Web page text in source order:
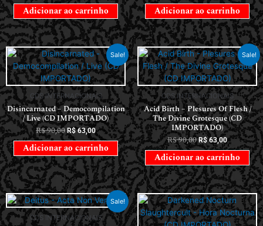
Adicionar ao carrinho Adicionar ao carrinho
Sale!
CDS INTERNACIONAIS
Disincarnated – Democompilation
/ Live (CD IMPORTADO)
R$90,00 R$63,00
Adicionar ao carrinho
Sale!
CDS INTERNACIONAIS
Acid Birth – Plesures Of Flesh /
The Divine Grotesque (CD
IMPORTADO)
R$90,00 R$63,00
Adicionar ao carrinho
Sale!
CDS INTERNACIONAIS